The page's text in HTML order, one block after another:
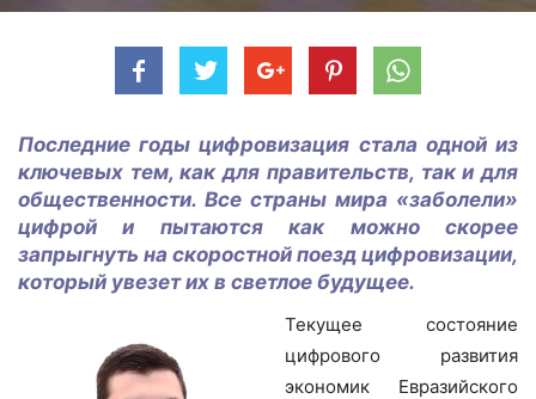
Последние годы цифровизация стала одной из
ключевых тем, как для правительств, так и для
общественности. Все страны мира «заболели»
цифрой и пытаются как можно скорее
запрыгнуть на скоростной поезд цифровизации,
который увезет их в светлое будущее.
Текущее состояние
цифрового развития
экономик Евразийского